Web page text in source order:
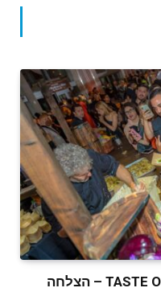
בטיב טעם: פסטיבל TASTE OF ISRAEL – הצלחה